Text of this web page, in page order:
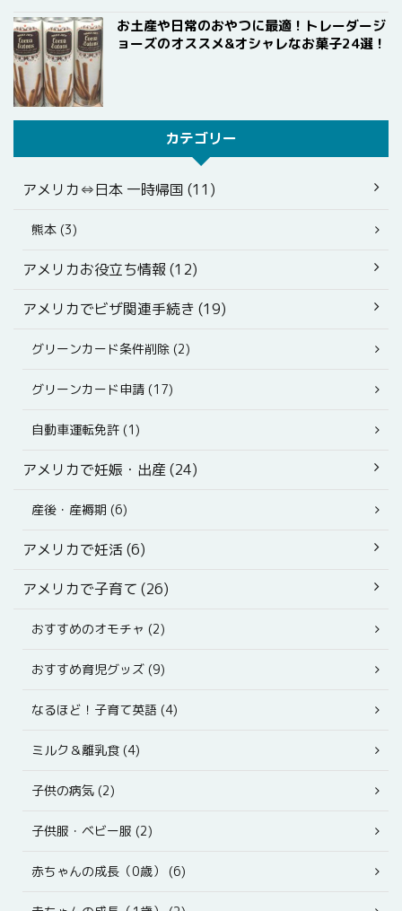
お土産や日常のおやつに最適！トレーダージ
ョーズのオススメ&オシャレなお菓子24選！
カテゴリー
アメリカ⇔日本 一時帰国 (11)
熊本 (3)
アメリカお役立ち情報 (12)
アメリカでビザ関連手続き (19)
グリーンカード条件削除 (2)
グリーンカード申請 (17)
自動車運転免許 (1)
アメリカで妊娠・出産 (24)
産後・産褥期 (6)
アメリカで妊活 (6)
アメリカで子育て (26)
おすすめのオモチャ (2)
おすすめ育児グッズ (9)
なるほど！子育て英語 (4)
ミルク＆離乳食 (4)
子供の病気 (2)
子供服・ベビー服 (2)
赤ちゃんの成長（0歳） (6)